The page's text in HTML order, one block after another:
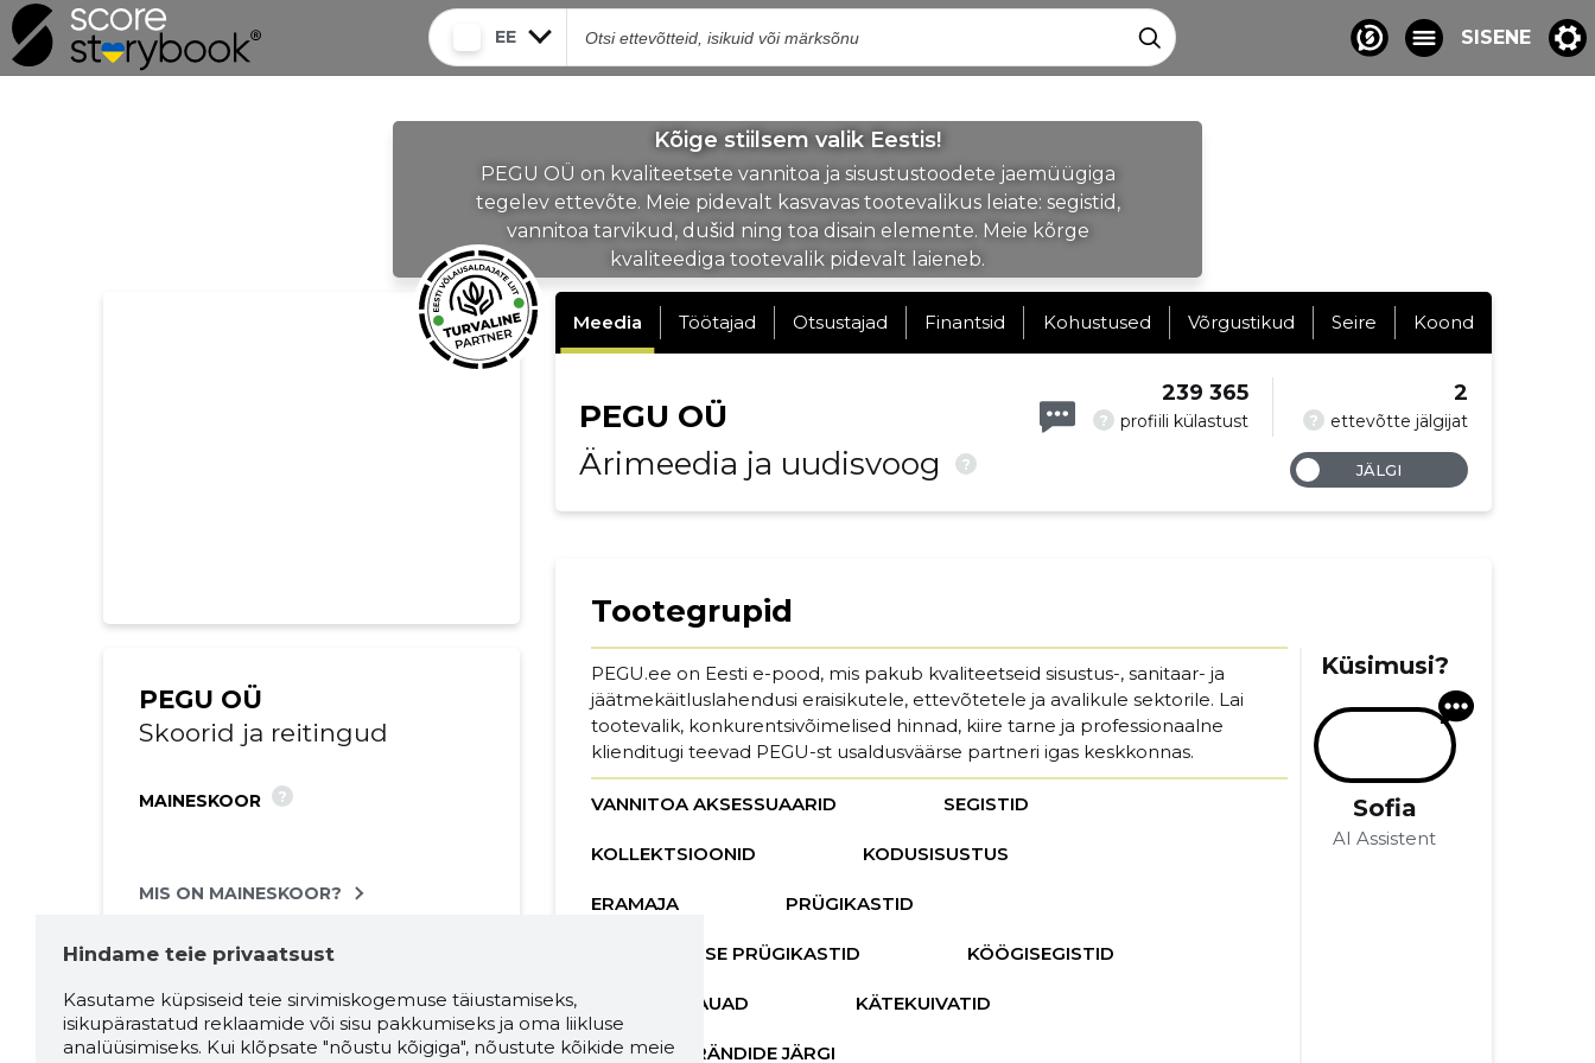
EE SISENE
Kõige stiilsem valik Eestis!
PEGU OÜ on kvaliteetsete vannitoa ja sisustustoodete jaemüügiga
tegelev ettevõte. Meie pidevalt kasvavas tootevalikus leiate: segistid,
vannitoa tarvikud, dušid ning toa disain elemente. Meie kõrge
kvaliteediga tootevalik pidevalt laieneb.
PEGU OÜ
Skoorid ja reitingud
MAINESKOOR ?
MIS ON MAINESKOOR?
KREDIIDISKOOR ?
Meedia Töötajad Otsustajad Finantsid Kohustused Võrgustikud Seire Koond
PEGU OÜ
Ärimeedia ja uudisvoog
?
? profiili külastust
239 365
? ettevõtte jälgijat
2
JÄLGI
Tootegrupid
PEGU.ee on Eesti e-pood, mis pakub kvaliteetseid sisustus-, sanitaar- ja
jäätmekäitluslahendusi eraisikutele, ettevõtetele ja avalikule sektorile. Lai
tootevalik, konkurentsivõimelised hinnad, kiire tarne ja professionaalne
klienditugi teevad PEGU-st usaldusväärse partneri igas keskkonnas.
VANNITOA AKSESSUAARID SEGISTID
KOLLEKTSIOONID KODUSISUSTUS
ERAMAJA PRÜGIKASTID
SORTEERIMISE PRÜGIKASTID KÖÖGISEGISTID
MÄHKIMISLAUAD KÄTEKUIVATID
SEGISTID BRÄNDIDE JÄRGI
Küsimusi?
Sofia
AI Assistent
Muuda pildi kirjeldust
MUUDA
Hindame teie privaatsust
Kasutame küpsiseid teie sirvimiskogemuse täiustamiseks,
isikupärastatud reklaamide või sisu pakkumiseks ja oma liikluse
analüüsimiseks. Kui klõpsate "nõustu kõigiga", nõustute kõikide meie